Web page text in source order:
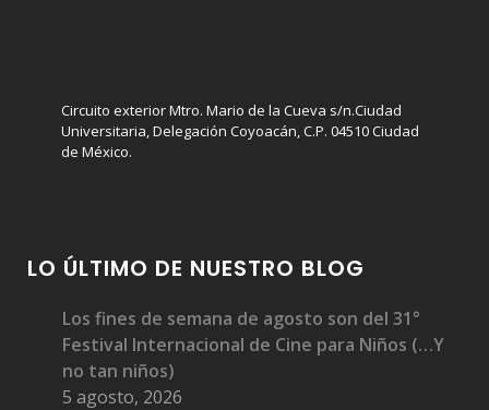
Circuito exterior Mtro. Mario de la Cueva s/n.Ciudad
Universitaria, Delegación Coyoacán, C.P. 04510 Ciudad
de México.
LO ÚLTIMO DE NUESTRO BLOG
Los fines de semana de agosto son del 31°
Festival Internacional de Cine para Niños (…Y
no tan niños)
5 agosto, 2026